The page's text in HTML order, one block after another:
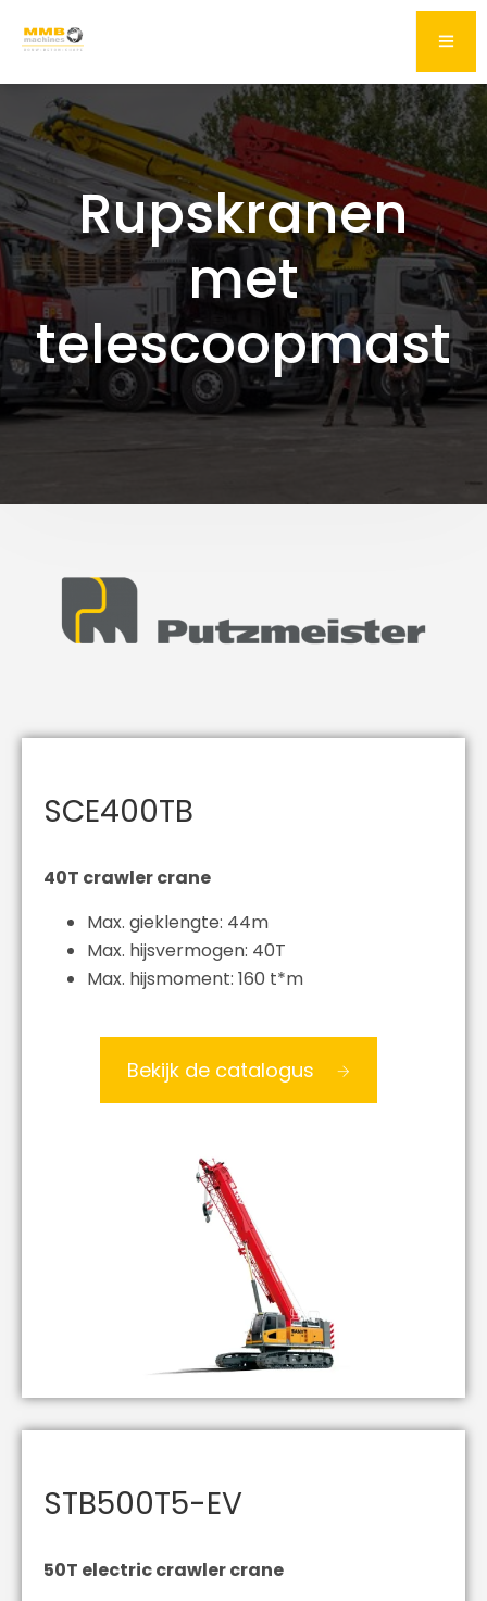
Rupskranen
met
telescoopmast
SCE400TB
40T crawler crane
Max. gieklengte: 44m
Max. hijsvermogen: 40T
Max. hijsmoment: 160 t*m
Bekijk de catalogus
STB500T5-EV
50T electric crawler crane